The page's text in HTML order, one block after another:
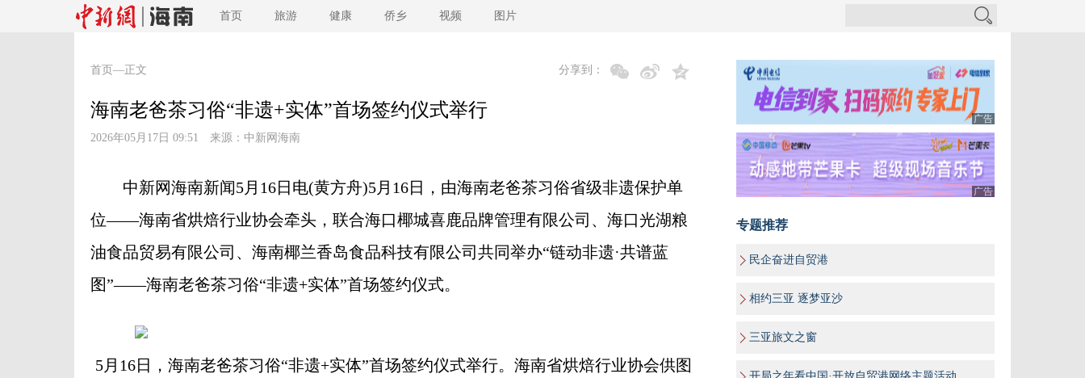
首页 旅游 健康 侨乡 视频 图片
首页 —正文 分享到：
海南老爸茶习俗“非遗+实体”首场签约仪式举行
2026年05月17日 09:51 来源： 中新网海南
中新网海南新闻5月16日电(黄方舟)5月16日，由海南老爸茶习俗省级非遗保护单
位——海南省烘焙行业协会牵头，联合海口椰城喜鹿品牌管理有限公司、海口光湖粮
油食品贸易有限公司、海南椰兰香岛食品科技有限公司共同举办“链动非遗·共谱蓝
图”——海南老爸茶习俗“非遗+实体”首场签约仪式。
5月16日，海南老爸茶习俗“非遗+实体”首场签约仪式举行。海南省烘焙行业协会供图
广告
广告
专题推荐
民企奋进自贸港
相约三亚 逐梦亚沙
三亚旅文之窗